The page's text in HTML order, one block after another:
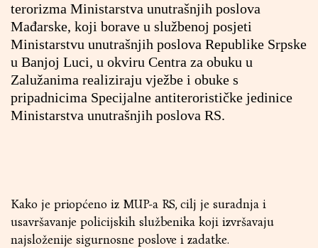
terorizma Ministarstva unutrašnjih poslova
Mađarske, koji borave u službenoj posjeti
Ministarstvu unutrašnjih poslova Republike Srpske
u Banjoj Luci, u okviru Centra za obuku u
Zalužanima realiziraju vježbe i obuke s
pripadnicima Specijalne antiterorističke jedinice
Ministarstva unutrašnjih poslova RS.
Kako je priopćeno iz MUP-a RS, cilj je suradnja i
usavršavanje policijskih službenika koji izvršavaju
najsloženije sigurnosne poslove i zadatke.